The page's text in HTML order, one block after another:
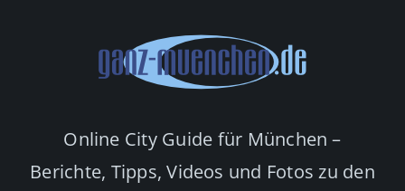
Online City Guide für München –
Berichte, Tipps, Videos und Fotos zu den